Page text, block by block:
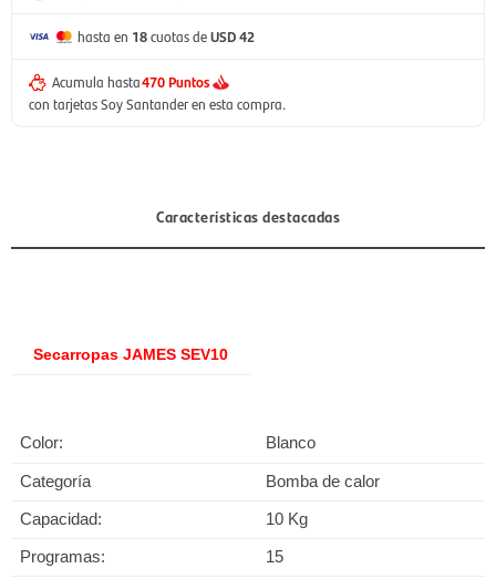
hasta en 18cuotas deUSD 42
Acumula hasta470 Puntos
con tarjetas Soy Santander en esta compra.
Características destacadas
Secarropas JAMES SEV10
Color: Blanco
Categoría Bomba de calor
Capacidad: 10 Kg
Programas: 15